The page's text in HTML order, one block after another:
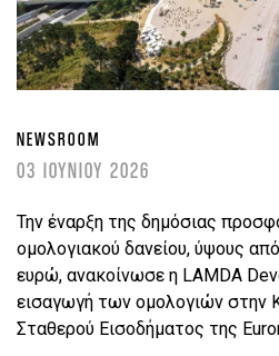
NEWSROOM
03 ΙΟΥΝΙΟΥ 2026
Την έναρξη της δημόσιας
ομολογιακού δανείου, ύψους
ευρώ, ανακοίνωσε η LAMDA
εισαγωγή των ομολογιών στην
Σταθερού Εισοδήματος της